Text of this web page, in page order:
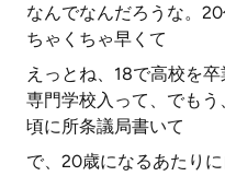
なんでなんだろうな。
ちゃくちゃ早くて
えっとね、18で高校を
専門学校入って、でも
頃に所条議局書いて
で、20歳になるあたり